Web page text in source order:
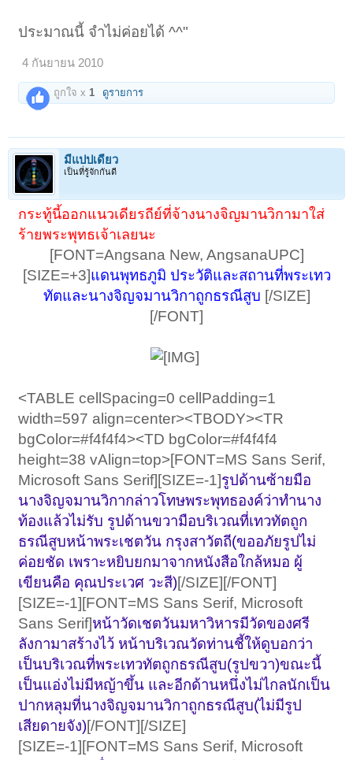
ประมาณนี้ จำไม่ค่อยได้ ^^"
4 กันยายน 2010
ถูกใจ x 1 ดูรายการ
มีแปปเดียว
เป็นที่รู้จักกันดี
กระทู้นี้ออกแนวเดียรถีย์ที่จ้างนางจิญมานวิกามาใส่
ร้ายพระพุทธเจ้าเลยนะ
[FONT=Angsana New, AngsanaUPC]
[SIZE=+3]แดนพุทธภูมิ ประวัติและสถานที่พระเทว
ทัตและนางจิญจมานวิกาถูกธรณีสูบ [/SIZE]
[/FONT]​
<TABLE cellSpacing=0 cellPadding=1
width=597 align=center><TBODY><TR
bgColor=#f4f4f4><TD bgColor=#f4f4f4
height=38 vAlign=top>[FONT=MS Sans Serif,
Microsoft Sans Serif][SIZE=-1]รูปด้านซ้ายมือ
นางจิญจมานวิกากล่าวโทษพระพุทธองค์ว่าทำนาง
ท้องแล้วไม่รับ รูปด้านขวามือบริเวณที่เทวทัตถูก
ธรณีสูบหน้าพระเชตวัน กรุงสาวัตถี(ขออภัยรูปไม่
ค่อยชัด เพราะหยิบยกมาจากหนังสือใกล้หมอ ผู้
เขียนคือ คุณประเวศ วะสี)[/SIZE][/FONT]
[SIZE=-1][FONT=MS Sans Serif, Microsoft
Sans Serif]หน้าวัดเชตวันมหาวิหารมีวัดของศรี
ลังกามาสร้างไว้ หน้าบริเวณวัดท่านชี้ให้ดูบอกว่า
เป็นบริเวณที่พระเทวทัตถูกธรณีสูบ(รูปขวา)ขณะนี้
เป็นแอ่งไม่มีหญ้าขึ้น และอีกด้านหนึ่งไม่ไกลนักเป็น
ปากหลุมที่นางจิญจมานวิกาถูกธรณีสูบ(ไม่มีรูป
เสียดายจัง)[/FONT][/SIZE]
[SIZE=-1][FONT=MS Sans Serif, Microsoft